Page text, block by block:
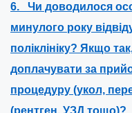
6. Чи доводилося
минулого року
поліклініку? Якщо
доплачувати за
процедуру (укол,
(рентген, УЗД тощо)?